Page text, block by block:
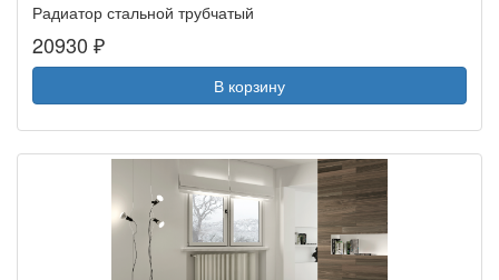
Радиатор стальной трубчатый
20930 ₽
В корзину